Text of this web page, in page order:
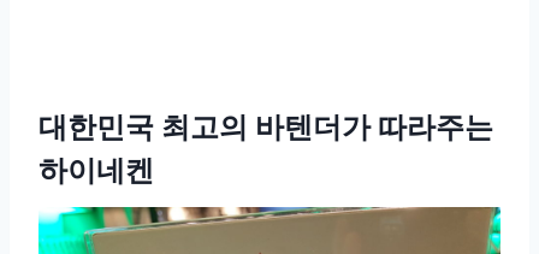
대한민국 최고의 바텐더가 따라주는
하이네켄